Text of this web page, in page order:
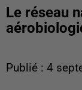
Le réseau
Publié : 4